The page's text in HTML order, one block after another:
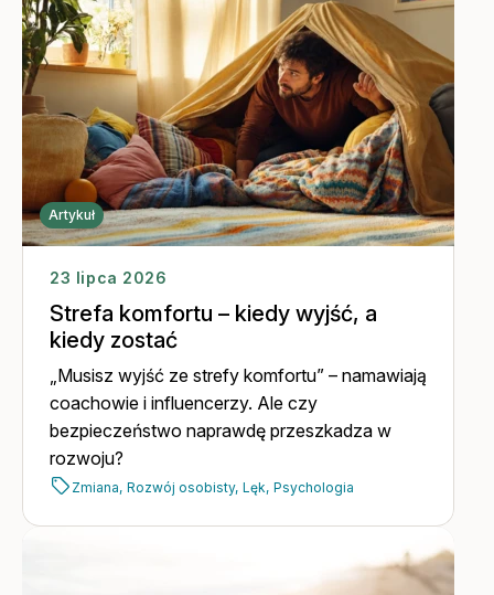
marketingu, sprzedaży, obsługi klienta oraz kompetencji
menedżerskich, przywództwa i motywacji. Spełniony mąż i
ojciec, z zamiłowania muzyk grający na gitarze i pianinie.
Artykuł
23 lipca 2026
Strefa komfortu – kiedy wyjść, a
kiedy zostać
„Musisz wyjść ze strefy komfortu” – namawiają
coachowie i influencerzy. Ale czy
bezpieczeństwo naprawdę przeszkadza w
rozwoju?
Zmiana, Rozwój osobisty, Lęk, Psychologia